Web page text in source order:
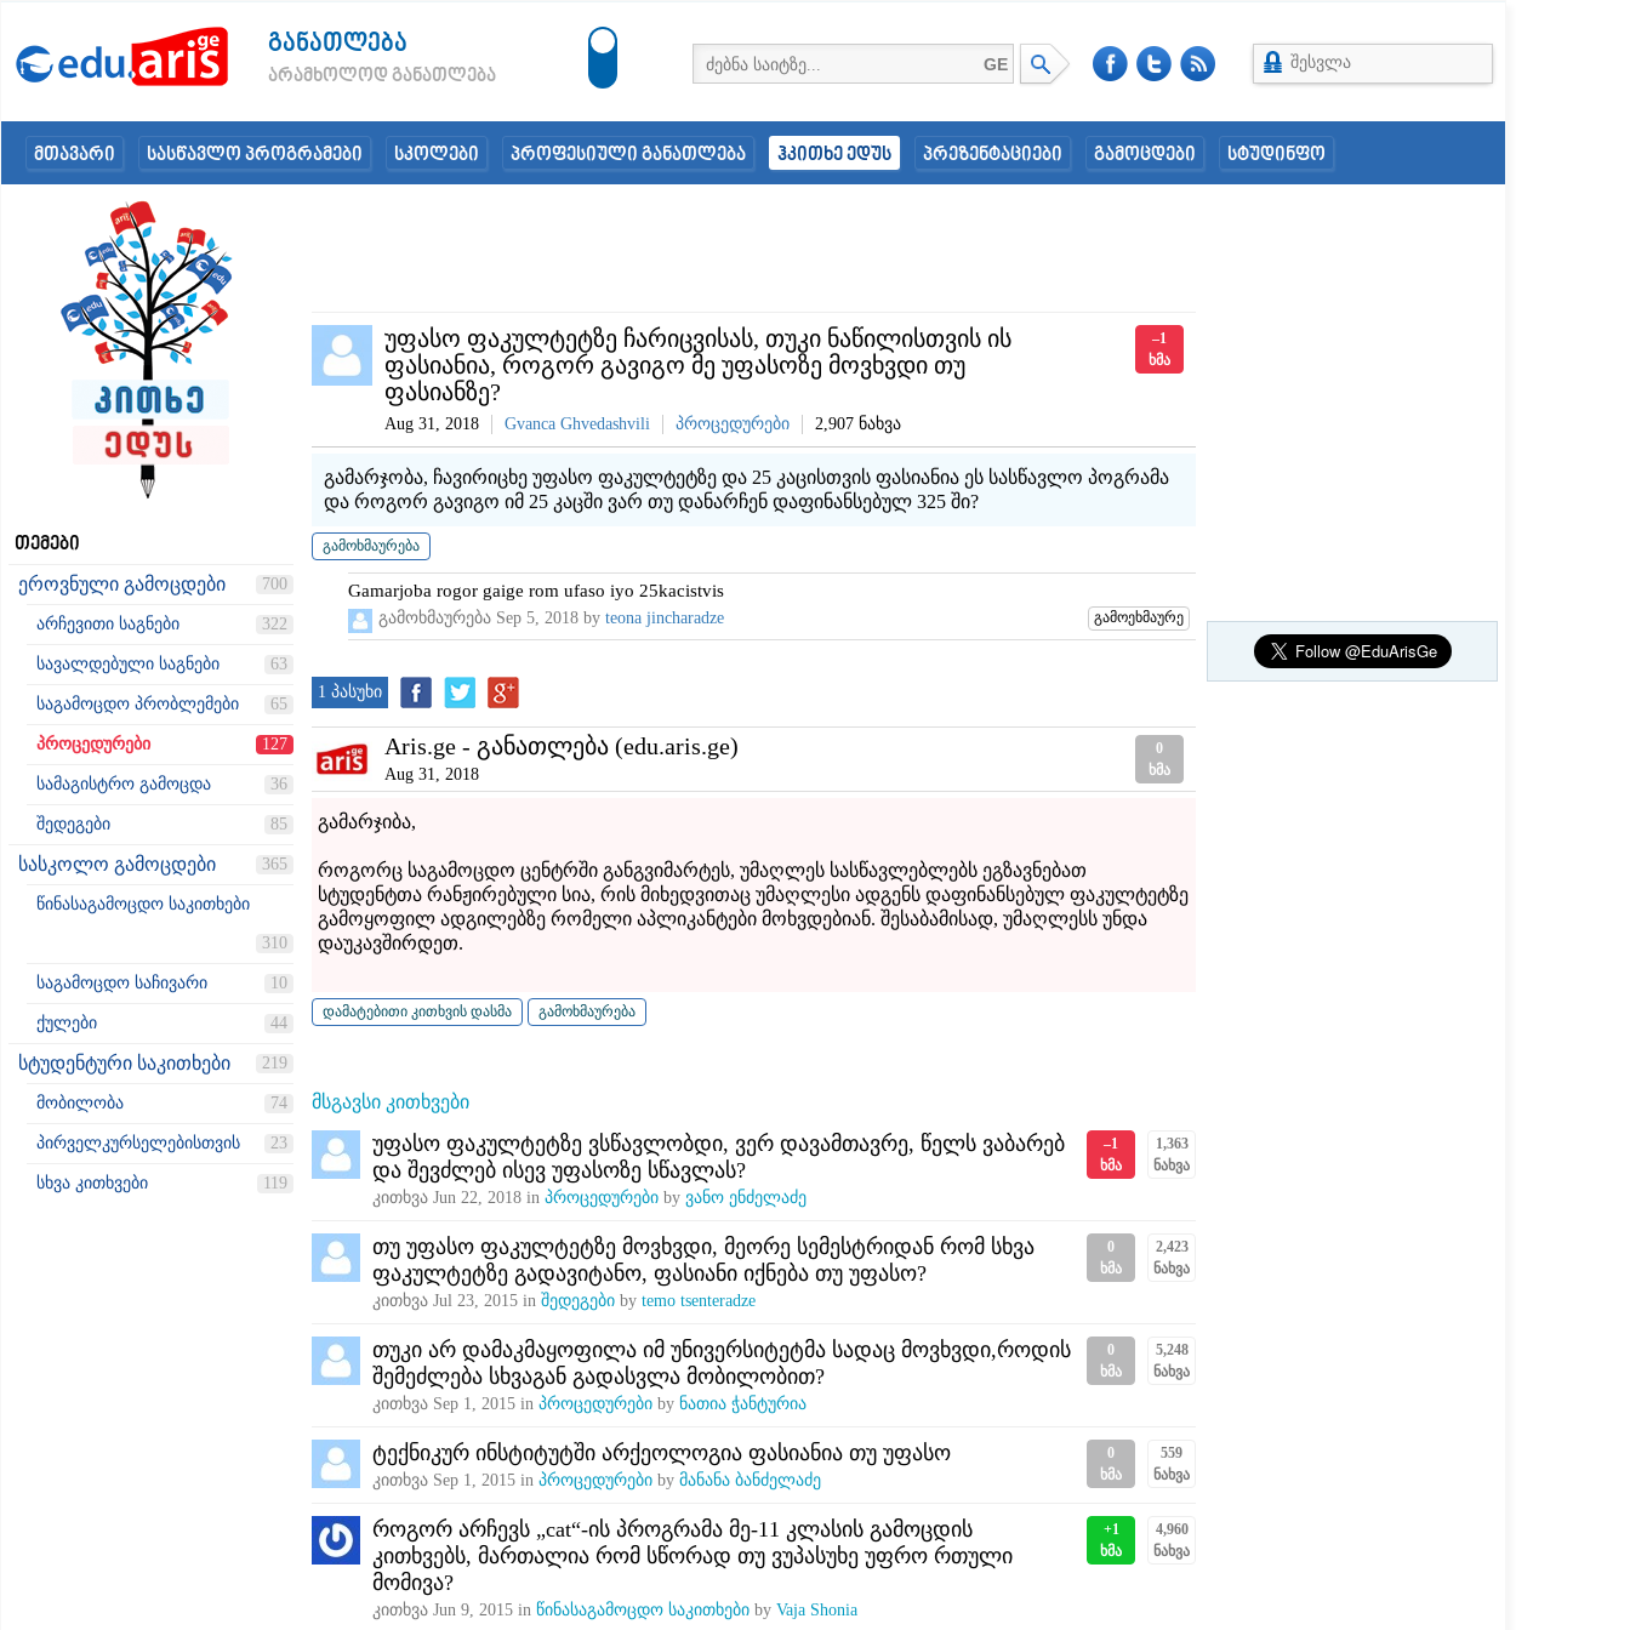
განათლება
არამხოლოდ განათლება
GE შესვლა
მთავარი სასწავლო პროგრამები სკოლები პროფესიული განათლება ჰკითხე ედუს პრეზენტაციები გამოცდები სტუდინფო
თემები
ეროვნული გამოცდები 700
არჩევითი საგნები 322
სავალდებული საგნები 63
საგამოცდო პრობლემები 65
პროცედურები 127
სამაგისტრო გამოცდა 36
შედეგები 85
სასკოლო გამოცდები 365
წინასაგამოცდო საკითხები
310
საგამოცდო საჩივარი 10
ქულები 44
სტუდენტური საკითხები 219
მობილობა 74
პირველკურსელებისთვის 23
სხვა კითხვები 119
–1
ხმა
უფასო ფაკულტეტზე ჩარიცვისას, თუკი ნაწილისთვის ის
ფასიანია, როგორ გავიგო მე უფასოზე მოვხვდი თუ
ფასიანზე?
Aug 31, 2018 Gvanca Ghvedashvili პროცედურები 2,907 ნახვა
გამარჯობა, ჩავირიცხე უფასო ფაკულტეტზე და 25 კაცისთვის ფასიანია ეს სასწავლო პოგრამა
და როგორ გავიგო იმ 25 კაცში ვარ თუ დანარჩენ დაფინანსებულ 325 ში?
Gamarjoba rogor gaige rom ufaso iyo 25kacistvis
გამოხმაურება Sep 5, 2018 by teona jincharadze
1 პასუხი
Aris.ge - განათლება (edu.aris.ge)
გამარჯიბა,
როგორც საგამოცდო ცენტრში განგვიმარტეს, უმაღლეს სასწავლებლებს ეგზავნებათ
სტუდენტთა რანჟირებული სია, რის მიხედვითაც უმაღლესი ადგენს დაფინანსებულ ფაკულტეტზე
გამოყოფილ ადგილებზე რომელი აპლიკანტები მოხვდებიან. შესაბამისად, უმაღლესს უნდა
დაუკავშირდეთ.
0
ხმა
Aug 31, 2018
მსგავსი კითხვები
–1
ხმა
1,363
ნახვა
უფასო ფაკულტეტზე ვსწავლობდი, ვერ დავამთავრე, წელს ვაბარებ
და შევძლებ ისევ უფასოზე სწავლას?
კითხვა Jun 22, 2018 in პროცედურები by ვანო ენძელაძე
0
ხმა
2,423
ნახვა
თუ უფასო ფაკულტეტზე მოვხვდი, მეორე სემესტრიდან რომ სხვა
ფაკულტეტზე გადავიტანო, ფასიანი იქნება თუ უფასო?
კითხვა Jul 23, 2015 in შედეგები by temo tsenteradze
0
ხმა
5,248
ნახვა
თუკი არ დამაკმაყოფილა იმ უნივერსიტეტმა სადაც მოვხვდი,როდის
შემეძლება სხვაგან გადასვლა მობილობით?
კითხვა Sep 1, 2015 in პროცედურები by ნათია ჭანტურია
0
ხმა
559
ნახვა
ტექნიკურ ინსტიტუტში არქეოლოგია ფასიანია თუ უფასო
კითხვა Sep 1, 2015 in პროცედურები by მანანა ბანძელაძე
+1
ხმა
4,960
ნახვა
როგორ არჩევს „cat“-ის პროგრამა მე-11 კლასის გამოცდის
კითხვებს, მართალია რომ სწორად თუ ვუპასუხე უფრო რთული
მომივა?
კითხვა Jun 9, 2015 in წინასაგამოცდო საკითხები by Vaja Shonia